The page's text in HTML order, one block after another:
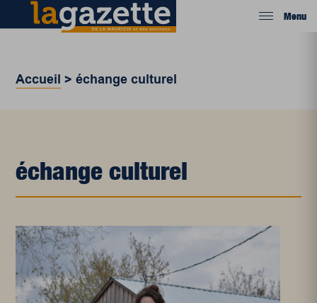
Menu
Accueil >échange culturel
échange culturel